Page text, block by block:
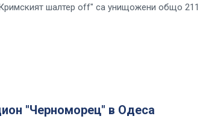
шалтер off" са унищожени общо 211
"Черноморец" в Одеса